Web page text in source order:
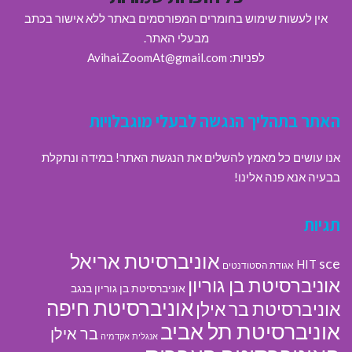
אין לעשות שימוש בחומרים המפורסמים באתר ללא אישור בכתב
מבעלי האתר.
לפניות: Avihai.ZoomAt@gmail.com
האתר בתהליך הנגשה לבעלי מוגבלויות
אנו עושים כל מאמץ להשלים את הנגשת האתר! במידה ונתקלת
בבעיה אנא פנה אלינו!
תגיות
HIT sce אגודת הסטודנטים אוניברסיטת אריאל
אוניברסיטת בן גוריון אוניברסיטת בן גוריון בנגב
אוניברסיטת בר אילן אוניברסיטת חיפה
אוניברסיטת תל אביב אנגלית אקדמיה בר אילן